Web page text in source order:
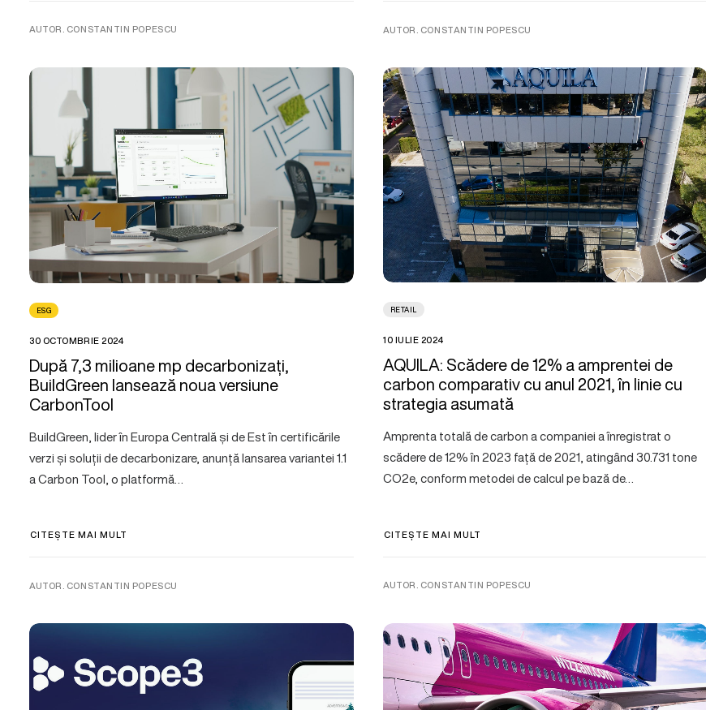
AUTOR. CONSTANTIN POPESCU AUTOR. CONSTANTIN POPESCU
ESG
30 OCTOMBRIE 2024
După 7,3 milioane mp decarbonizați,
BuildGreen lansează noua versiune
CarbonTool
BuildGreen, lider în Europa Centrală și de Est în certificările
verzi și soluții de decarbonizare, anunță lansarea variantei 1.1
a Carbon Tool, o platformă…
CITEȘTE MAI MULT
AUTOR. CONSTANTIN POPESCU
RETAIL
10 IULIE 2024
AQUILA: Scădere de 12% a amprentei de
carbon comparativ cu anul 2021, în linie cu
strategia asumată
Amprenta totală de carbon a companiei a înregistrat o
scădere de 12% în 2023 față de 2021, atingând 30.731 tone
CO2e, conform metodei de calcul pe bază de…
CITEȘTE MAI MULT
AUTOR. CONSTANTIN POPESCU